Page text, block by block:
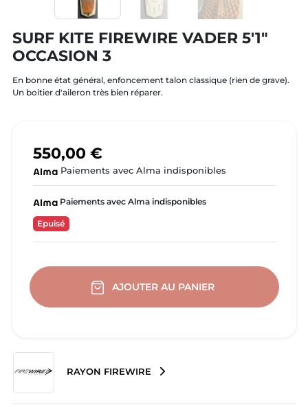
SURF KITE FIREWIRE VADER 5'1"
OCCASION 3
En bonne état général, enfoncement talon classique (rien de grave).
Un boitier d'aileron très bien réparer.
550,00 €
Paiements avec Alma indisponibles
Paiements avec Alma indisponibles
Epuisé
AJOUTER AU PANIER
RAYON FIREWIRE